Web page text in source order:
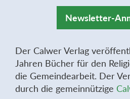
Newsletter-
Der Calwer Verlag
Jahren Bücher für den
die Gemeindearbeit. Der
durch die gemeinnützige